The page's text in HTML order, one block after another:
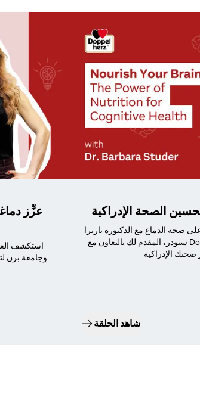
الصحة الإدراكية
صحة الدماغ مع الدكتورة باربرا
ستودر، المقدم لك بالتعاون مع Doppelherz وHirncoach وجامعة برن لتحظى
شاهد الحلقة
عزِّز
استكشف